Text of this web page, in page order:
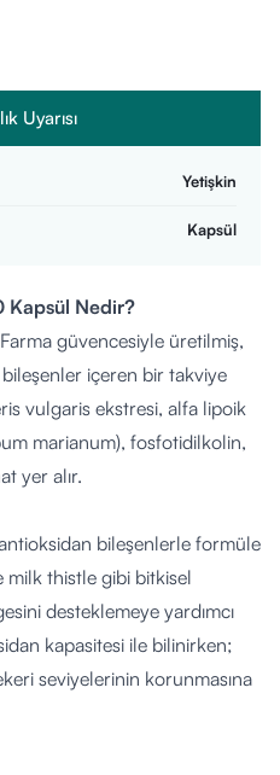
Uyarısı
Yetişkin
Kapsül
Kapsül Nedir?
güvencesiyle üretilmiş,
içeren bir takviye
vulgaris ekstresi, alfa lipoik
marianum), fosfotidilkolin,
yer alır.
bileşenlerle formüle
milk thistle gibi bitkisel
desteklemeye yardımcı
kapasitesi ile bilinirken;
seviyelerinin korunmasına